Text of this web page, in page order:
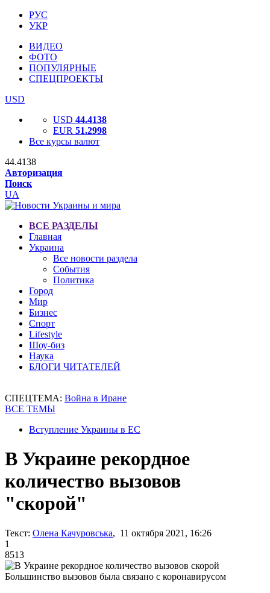
РУС
УКР
ВИДЕО
ФОТО
ПОПУЛЯРНЫЕ
СПЕЦПРОЕКТЫ
USD
USD 44.4138
EUR 51.2998
Все курсы валют
44.4138
Авторизация
Поиск
UA
ВСЕ РАЗДЕЛЫ
Главная
Украина
Все новости раздела
События
Политика
Город
Мир
Бизнес
Спорт
Lifestyle
Шоу-биз
Наука
БЛОГИ ЧИТАТЕЛЕЙ
СПЕЦТЕМА: Война в Иране
ВСЕ ТЕМЫ
Вступление Украины в ЕС
В Украине рекордное
количество вызовов
"скорой"
Текст: Олена Качуровська, 11 октября 2021, 16:26
1
8513
Большинство вызовов была связано с коронавирусом